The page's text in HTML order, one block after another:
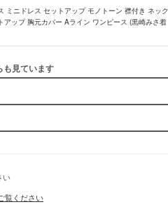
ミニドレス セットアップ モノトーン 襟付き ネック
アップ 胸元カバー Aライン ワンピース (黒崎みさ着
も見ています
い
覧ください